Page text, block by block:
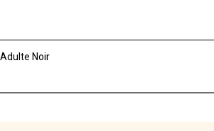
Noir